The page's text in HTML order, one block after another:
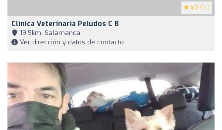
4.2 (34)
Clínica Veterinaria Peludos C B
19,9km, Salamanca
Ver dirección y datos de contacto